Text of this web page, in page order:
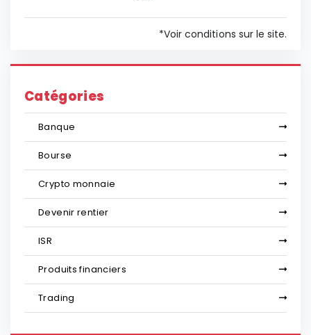
*Voir conditions sur le site.
Catégories
Banque
Bourse
Crypto monnaie
Devenir rentier
ISR
Produits financiers
Trading